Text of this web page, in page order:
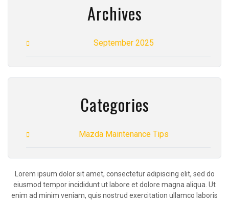
Archives
September 2025
Categories
Mazda Maintenance Tips
Lorem ipsum dolor sit amet, consectetur adipiscing elit, sed do
eiusmod tempor incididunt ut labore et dolore magna aliqua. Ut
enim ad minim veniam, quis nostrud exercitation ullamco laboris